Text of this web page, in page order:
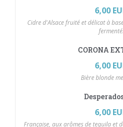
6,00
Cidre d'Alsace fruité et délicat à
fermenté.
CORONA
6,00
Bière blonde
6,00
Française, aux arômes de tequila et